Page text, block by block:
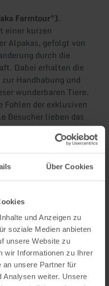
Über Cookies
und Anzeigen zu
soziale Medien anbieten
unsere Website zu
wir Informationen zu Ihrer
an unsere Partner für
Analysen weiter. Unsere
Farmtour").
einer kurzen
Alpakas, gefolgt von
durch die
Dabei erhalten die
Handhabung und
wunderbaren Tiere.
Fohlen der exklusiven
Besucher lieben das
Alpakababys
ein Lächeln in Gesicht
findet die Farmtour
seinen
der einzigartigen
Farmtourim
ausgesuchten
Alpaka Wolle.
18:00 Uhr, Sa 10:00